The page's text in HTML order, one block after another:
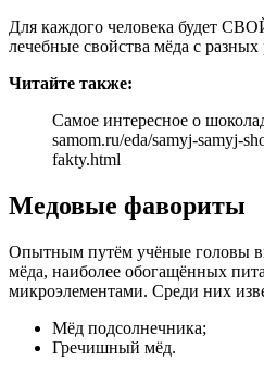
Для каждого человека будет
лечебные свойства мёда с
Читайте также:
Самое интересное о
samom.ru/eda/samyj-samyj-
fakty.html
Медовые фавориты
Опытным путём учёные головы
мёда, наиболее обогащённых
микроэлементами. Среди них
Мёд подсолнечника;
Гречишный мёд.